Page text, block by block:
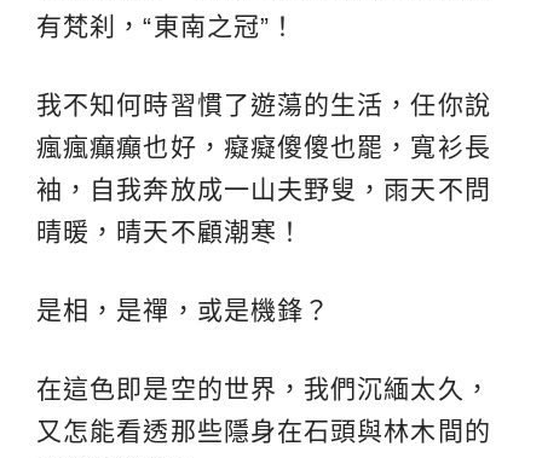
有梵刹，“東南之冠”！
我不知何時習慣了遊蕩的生活，任你說
瘋瘋癲癲也好，癡癡傻傻也罷，寬衫長
袖，自我奔放成一山夫野叟，雨天不問
晴暖，晴天不顧潮寒！
是相，是禪，或是機鋒？
在這色即是空的世界，我們沉緬太久，
又怎能看透那些隱身在石頭與林木間的